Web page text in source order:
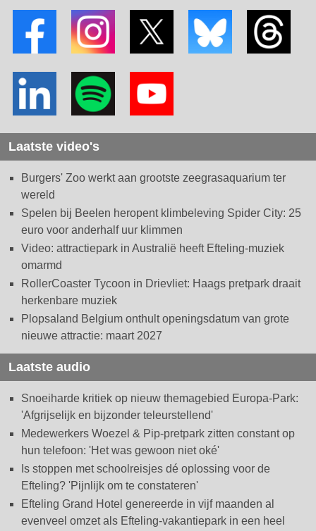
Laatste video's
Burgers' Zoo werkt aan grootste zeegrasaquarium ter
wereld
Spelen bij Beelen heropent klimbeleving Spider City: 25
euro voor anderhalf uur klimmen
Video: attractiepark in Australië heeft Efteling-muziek
omarmd
RollerCoaster Tycoon in Drievliet: Haags pretpark draait
herkenbare muziek
Plopsaland Belgium onthult openingsdatum van grote
nieuwe attractie: maart 2027
Laatste audio
Snoeiharde kritiek op nieuw themagebied Europa-Park:
'Afgrijselijk en bijzonder teleurstellend'
Medewerkers Woezel & Pip-pretpark zitten constant op
hun telefoon: 'Het was gewoon niet oké'
Is stoppen met schoolreisjes dé oplossing voor de
Efteling? 'Pijnlijk om te constateren'
Efteling Grand Hotel genereerde in vijf maanden al
evenveel omzet als Efteling-vakantiepark in een heel